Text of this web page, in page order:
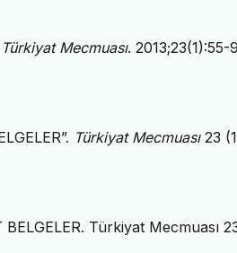
Türkiyat Mecmuası. 2013;23(1):55-
Türkiyat Mecmuası23
Türkiyat Mecmuası